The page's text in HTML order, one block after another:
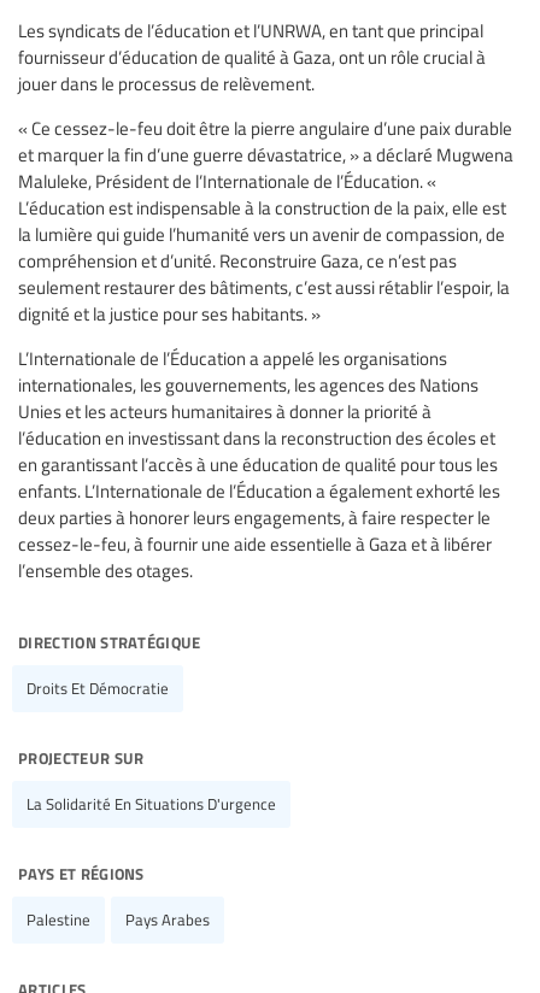
Les syndicats de l’éducation et l’UNRWA, en tant que principal
fournisseur d’éducation de qualité à Gaza, ont un rôle crucial à
jouer dans le processus de relèvement.
« Ce cessez-le-feu doit être la pierre angulaire d’une paix durable
et marquer la fin d’une guerre dévastatrice, » a déclaré Mugwena
Maluleke, Président de l’Internationale de l’Éducation. «
L’éducation est indispensable à la construction de la paix, elle est
la lumière qui guide l’humanité vers un avenir de compassion, de
compréhension et d’unité. Reconstruire Gaza, ce n’est pas
seulement restaurer des bâtiments, c’est aussi rétablir l’espoir, la
dignité et la justice pour ses habitants. »
L’Internationale de l’Éducation a appelé les organisations
internationales, les gouvernements, les agences des Nations
Unies et les acteurs humanitaires à donner la priorité à
l’éducation en investissant dans la reconstruction des écoles et
en garantissant l’accès à une éducation de qualité pour tous les
enfants. L’Internationale de l’Éducation a également exhorté les
deux parties à honorer leurs engagements, à faire respecter le
cessez-le-feu, à fournir une aide essentielle à Gaza et à libérer
l’ensemble des otages.
direction stratégique
Droits Et Démocratie
projecteur sur
La Solidarité En Situations D'urgence
pays et régions
Palestine Pays Arabes